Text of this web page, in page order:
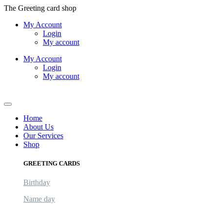
Skip
content
The Greeting card shop
My Account
Login
My account
My Account
Login
My account
Home
About Us
Our Services
Shop
GREETING CARDS
Birthday
Name day